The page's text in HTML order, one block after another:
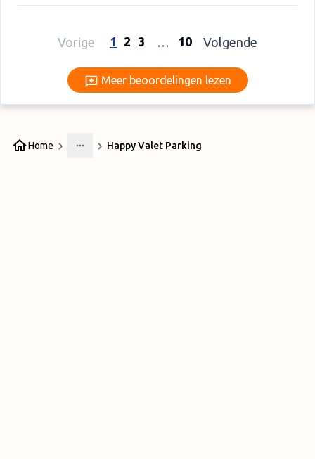
Vorige 1 2 3 … 10 Volgende
Meer beoordelingen lezen
Meer beoordelingen lezen
Home
More
Happy Valet Parking